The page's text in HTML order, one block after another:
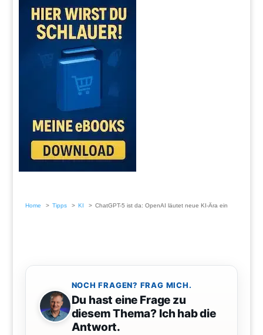
Home Tipps KI ChatGPT-5 ist da: OpenAI läutet neue KI-Ära ein
NOCH FRAGEN? FRAG MICH.
Du hast eine Frage zu
diesem Thema? Ich hab die
Antwort.